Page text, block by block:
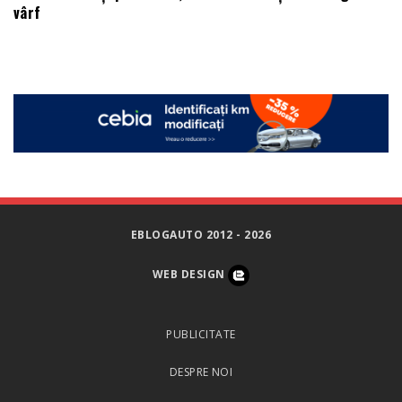
vârf
EBLOGAUTO 2012 - 2026
WEB DESIGN
PUBLICITATE
DESPRE NOI